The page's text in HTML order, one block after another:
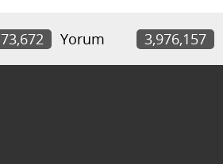
73,672 Yorum 3,976,157